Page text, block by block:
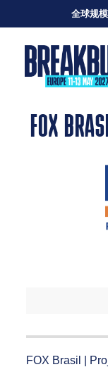
全球规
FOX
FOX Brasil |